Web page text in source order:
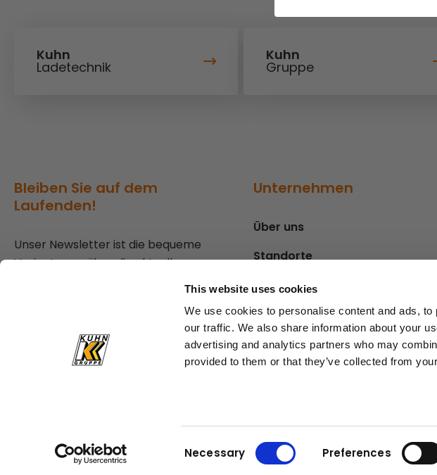
This website uses cookies
We use cookies to personalise content and ads,
our traffic. We also share information about your
advertising and analytics partners who may
provided to them or that they’ve collected from
Necessary Preferences
Kuhn
Ladetechnik
Kuhn
Gruppe
Bleiben Sie auf dem
Laufenden!
Unser Newsletter ist die bequeme
Variante, um über die aktuellen
Geschehnisse in der Welt von Kuhn
Zum Newsletter anmelden
Unternehmen
Über uns
Standorte
Presse
Teil der Kuhn Gruppe